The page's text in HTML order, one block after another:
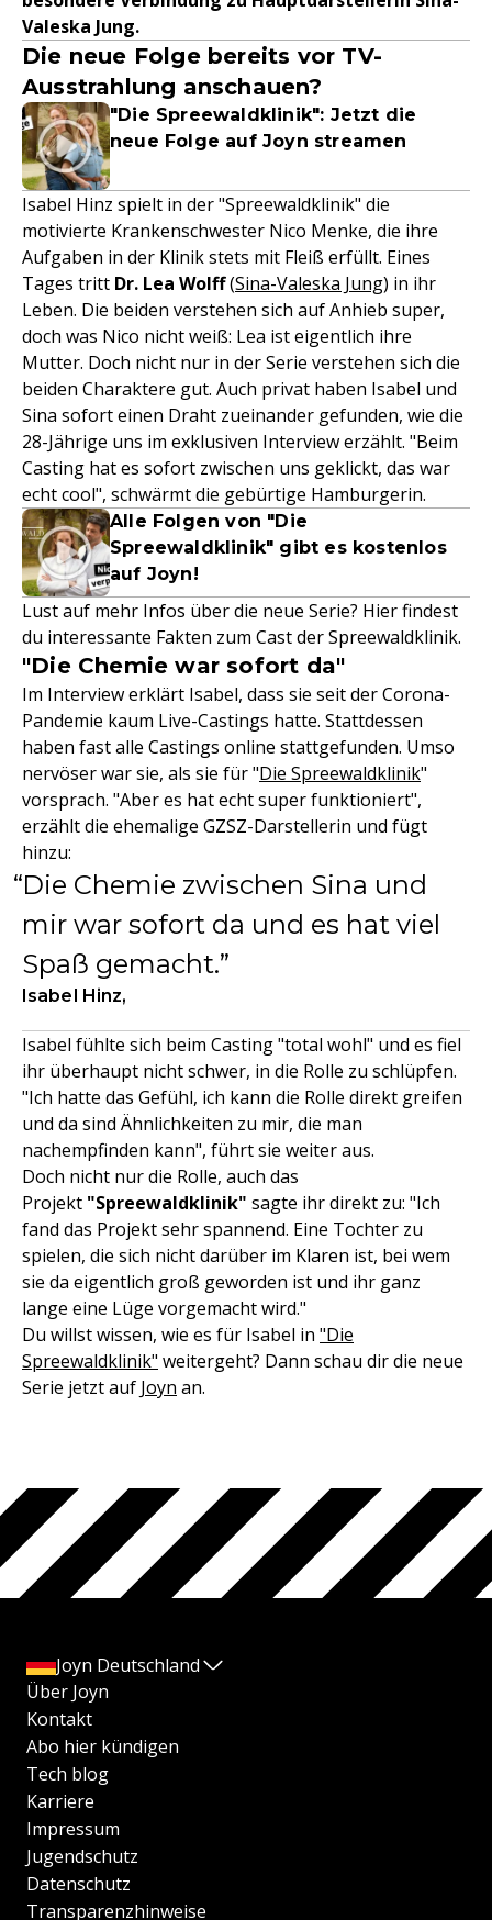
Valeska Jung.
Die neue Folge bereits vor TV-
Ausstrahlung anschauen?
"Die Spreewaldklinik": Jetzt die
neue Folge auf Joyn streamen
Isabel Hinz spielt in der "Spreewaldklinik" die
motivierte Krankenschwester Nico Menke, die ihre
Aufgaben in der Klinik stets mit Fleiß erfüllt. Eines
Tages tritt Dr. Lea Wolff(Sina-Valeska Jung) in ihr
Leben. Die beiden verstehen sich auf Anhieb super,
doch was Nico nicht weiß: Lea ist eigentlich ihre
Mutter. Doch nicht nur in der Serie verstehen sich die
beiden Charaktere gut. Auch privat haben Isabel und
Sina sofort einen Draht zueinander gefunden, wie die
28-Jährige uns im exklusiven Interview erzählt. "Beim
Casting hat es sofort zwischen uns geklickt, das war
echt cool", schwärmt die gebürtige Hamburgerin.
Alle Folgen von "Die
Spreewaldklinik" gibt es kostenlos
auf Joyn!
Lust auf mehr Infos über die neue Serie? Hier findest
du interessante Fakten zum Cast der Spreewaldklinik.
"Die Chemie war sofort da"
Im Interview erklärt Isabel, dass sie seit der Corona-
Pandemie kaum Live-Castings hatte. Stattdessen
haben fast alle Castings online stattgefunden. Umso
nervöser war sie, als sie für "Die Spreewaldklinik"
vorsprach. "Aber es hat echt super funktioniert",
erzählt die ehemalige GZSZ-Darstellerin und fügt
hinzu:
Die Chemie zwischen Sina und
mir war sofort da und es hat viel
Spaß gemacht.
Isabel Hinz,
Isabel fühlte sich beim Casting "total wohl" und es fiel
ihr überhaupt nicht schwer, in die Rolle zu schlüpfen.
"Ich hatte das Gefühl, ich kann die Rolle direkt greifen
und da sind Ähnlichkeiten zu mir, die man
nachempfinden kann", führt sie weiter aus.
Doch nicht nur die Rolle, auch das
Projekt "Spreewaldklinik" sagte ihr direkt zu: "Ich
fand das Projekt sehr spannend. Eine Tochter zu
spielen, die sich nicht darüber im Klaren ist, bei wem
sie da eigentlich groß geworden ist und ihr ganz
lange eine Lüge vorgemacht wird."
Du willst wissen, wie es für Isabel in "Die
Spreewaldklinik" weitergeht? Dann schau dir die neue
Serie jetzt auf Joyn an.
Joyn Deutschland
Über Joyn
Kontakt
Abo hier kündigen
Tech blog
Karriere
Impressum
Jugendschutz
Datenschutz
Transparenzhinweise